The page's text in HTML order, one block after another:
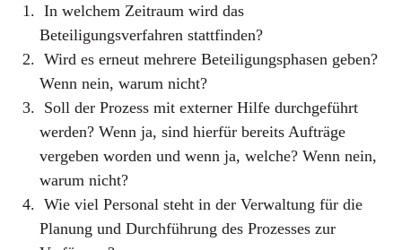
In welchem Zeitraum wird das
Beteiligungsverfahren stattfinden?
Wird es erneut mehrere Beteiligungsphasen geben?
Wenn nein, warum nicht?
Soll der Prozess mit externer Hilfe durchgeführt
werden? Wenn ja, sind hierfür bereits Aufträge
vergeben worden und wenn ja, welche? Wenn nein,
warum nicht?
Wie viel Personal steht in der Verwaltung für die
Planung und Durchführung des Prozesses zur